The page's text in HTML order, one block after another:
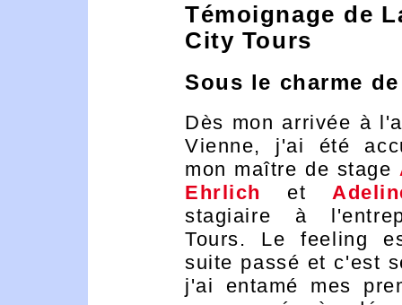
Témoignage de
City Tours
Sous le charme
Dès mon arrivée à
Vienne, j'ai été
mon maître de stage
Ehrlich
et
stagiaire à
Tours. Le feeling
suite passé et c'est
j'ai entamé mes